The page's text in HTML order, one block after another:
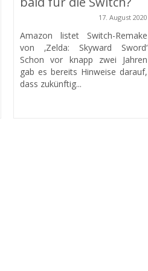
17. August 2020
Amazon listet Switch-Remake
von ‚Zelda: Skyward Sword‘
Schon vor knapp zwei Jahren
gab es bereits Hinweise darauf,
dass zukünftig...